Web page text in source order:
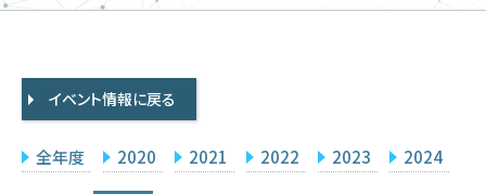
キ
2026年度公募
採択研究・報告書一覧
イベント情報
会場設備
イベント情報に戻る
全年度 2020 2021 2022 2023 2024